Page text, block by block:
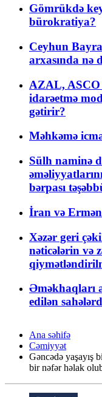
Gömrükdə
bürokratiya?
Ceyhun
arxasında nə
AZAL, ASCO
idarəetmə
gətirir?
Məhkəmə
Sülh naminə
bərpası
İran və
Xəzər geri
nəticələrin və
Əməkhaqları
edilən
Ana səhifə
Cəmiyyət
Gəncədə yaşayış
bir nəfər həlak